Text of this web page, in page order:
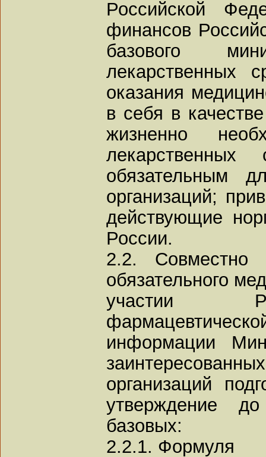
Российской
финансов
базового
лекарственных
оказания
в себя в
жизненно
обязательным
организаций;
действующие
России.
2.2.
обязательного
участии
информации
организаций
утверждение
базовых:
2.2.1. Формуля